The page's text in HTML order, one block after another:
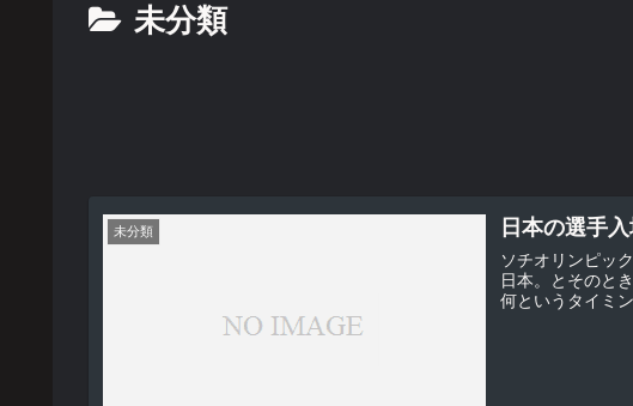
未分類
未分類 日本の選手
ソチオリンピックの開
日本。とそのと